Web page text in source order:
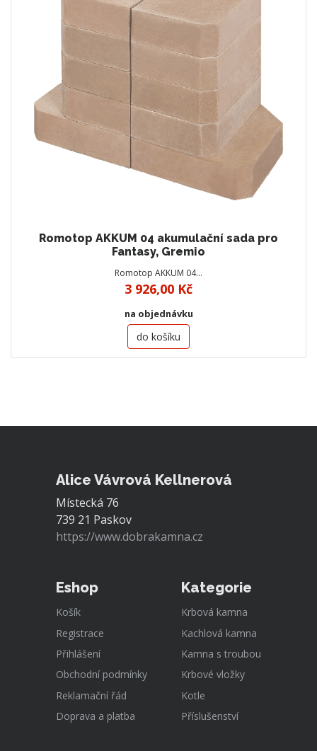
Romotop AKKUM 04 akumulační sada pro
Fantasy, Gremio
Romotop AKKUM 04…
3 926,00 Kč
na objednávku
do košíku
Alice Vávrová Kellnerová
Místecká 76
739 21 Paskov
https://www.dobrakamna.cz
Eshop
Košík
Registrace
Přihlášení
Obchodní podmínky
Reklamační řád
Doprava a platba
Kategorie
Krbová kamna
Kachlová kamna
Kamna s troubou
Krbové vložky
Kotle
Příslušenství